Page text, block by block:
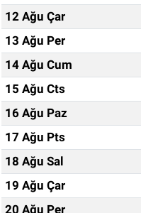
12 Ağu Çar
13 Ağu Per
14 Ağu Cum
15 Ağu Cts
16 Ağu Paz
17 Ağu Pts
18 Ağu Sal
19 Ağu Çar
20 Ağu Per